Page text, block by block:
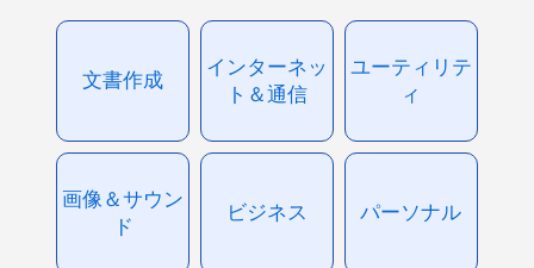
文書作成
インターネッ
ト＆通信
ユーティリテ
ィ
画像＆サウン
ド
ビジネス パーソナル